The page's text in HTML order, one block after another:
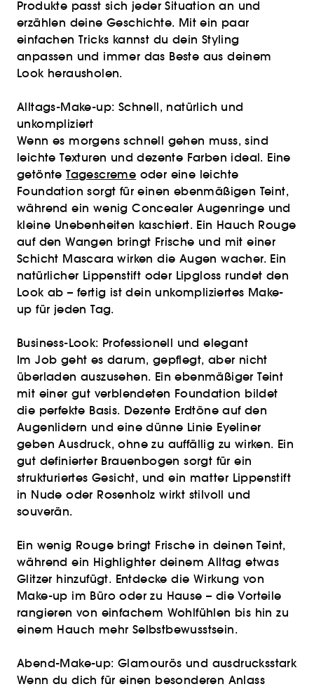
Produkte passt sich jeder Situation an und
erzählen deine Geschichte. Mit ein paar
einfachen Tricks kannst du dein Styling
anpassen und immer das Beste aus deinem
Look herausholen.
Alltags-Make-up: Schnell, natürlich und
unkompliziert
Wenn es morgens schnell gehen muss, sind
leichte Texturen und dezente Farben ideal. Eine
getönteTagescreme oder eine leichte
Foundation sorgt für einen ebenmäßigen Teint,
während ein wenig Concealer Augenringe und
kleine Unebenheiten kaschiert. Ein Hauch Rouge
auf den Wangen bringt Frische und mit einer
Schicht Mascara wirken die Augen wacher. Ein
natürlicher Lippenstift oder Lipgloss rundet den
Look ab – fertig ist dein unkompliziertes Make-
up für jeden Tag.
Business-Look: Professionell und elegant
Im Job geht es darum, gepflegt, aber nicht
überladen auszusehen. Ein ebenmäßiger Teint
mit einer gut verblendeten Foundation bildet
die perfekte Basis. Dezente Erdtöne auf den
Augenlidern und eine dünne Linie Eyeliner
geben Ausdruck, ohne zu auffällig zu wirken. Ein
gut definierter Brauenbogen sorgt für ein
strukturiertes Gesicht, und ein matter Lippenstift
in Nude oder Rosenholz wirkt stilvoll und
souverän.
Ein wenig Rouge bringt Frische in deinen Teint,
während ein Highlighter deinem Alltag etwas
Glitzer hinzufügt. Entdecke die Wirkung von
Make-up im Büro oder zu Hause – die Vorteile
rangieren von einfachem Wohlfühlen bis hin zu
einem Hauch mehr Selbstbewusstsein.
Abend-Make-up: Glamourös und ausdrucksstark
Wenn du dich für einen besonderen Anlass